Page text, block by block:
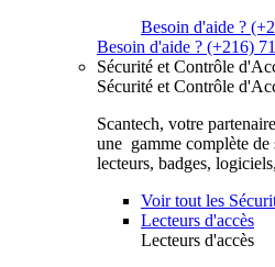
Besoin d'aide ?
Besoin d'aide ? (+216)
Sécurité et Contrôle
Sécurité et Contrôle
Scantech, votre
une gamme complète de
lecteurs, badges,
Voir tout les
Lecteurs d'accès
Lecteurs d'accès